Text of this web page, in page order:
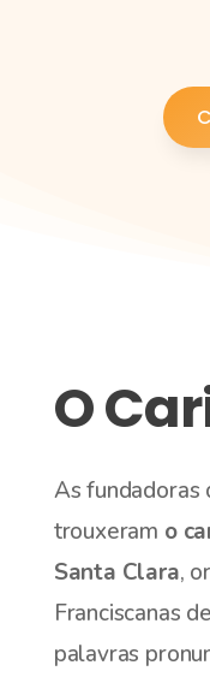
O
As fundadoras
trouxeram o
Santa Clara,
Franciscanas
palavras